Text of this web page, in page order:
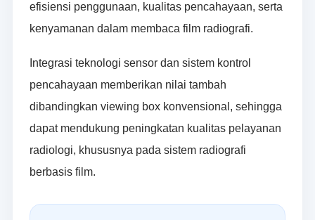
efisiensi penggunaan, kualitas pencahayaan, serta
kenyamanan dalam membaca film radiografi.
Integrasi teknologi sensor dan sistem kontrol
pencahayaan memberikan nilai tambah
dibandingkan viewing box konvensional, sehingga
dapat mendukung peningkatan kualitas pelayanan
radiologi, khususnya pada sistem radiografi
berbasis film.